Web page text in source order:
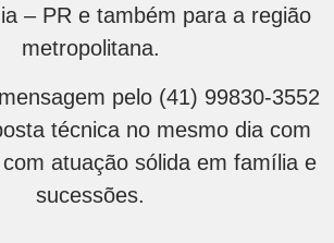
– PR e também para a região
metropolitana.
pelo (41) 99830-3552
técnica no mesmo dia com
atuação sólida em família e
sucessões.